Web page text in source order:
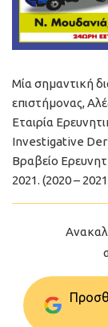
Μία σημαντική
επιστήμονας,
Εταιρία
Investigative
Βραβείο
2021. (2020 –